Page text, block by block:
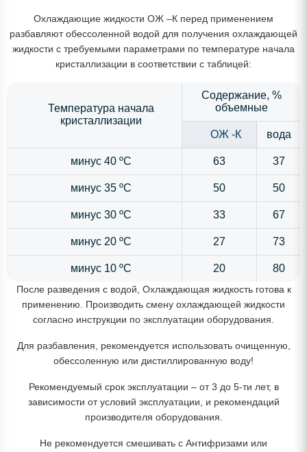
Охлаждающие жидкости ОЖ –К перед применением
разбавляют обессоленной водой для получения охлаждающей
жидкости с требуемыми параметрами по температуре начала
кристаллизации в соответствии с таблицей:
Температура начала
кристаллизации
Содержание, %
объемные
ОЖ -К вода
минус 40 ºС 63 37
минус 35 ºС 50 50
минус 30 ºС 33 67
минус 20 ºС 27 73
минус 10 ºС 20 80
После разведения с водой, Охлаждающая жидкость готова к
применению. Производить смену охлаждающей жидкости
согласно инструкции по эксплуатации оборудования.
Для разбавления, рекомендуется использовать очищенную,
обессоленную или дистиллированную воду!
Рекомендуемый срок эксплуатации – от 3 до 5-ти лет, в
зависимости от условий эксплуатации, и рекомендаций
производителя оборудования.
Не рекомендуется смешивать с Антифризами или